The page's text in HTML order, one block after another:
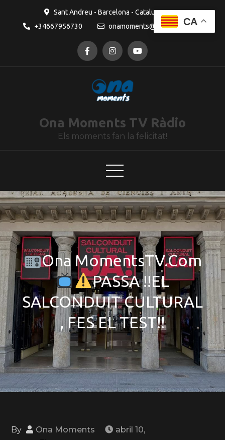
Sant Andreu - Barcelona - Catalunya
+34667956730
onamoments@gmail.com
Ona Moments TV Ràdio
Els moments fan la felicitat!
Ona MomentsTV.Com
PASSA !!EL
SALCONDUIT CULTURAL
, FES EL TEST!!
By Ona Moments
abril 10,
CA